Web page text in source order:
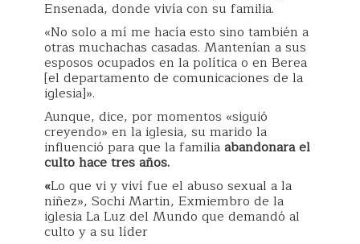
Ensenada, donde vivía con su familia.
«No solo a mí me hacía esto sino también a
otras muchachas casadas. Mantenían a sus
esposos ocupados en la política o en Berea
[el departamento de comunicaciones de la
iglesia]».
Aunque, dice, por momentos «siguió
creyendo» en la iglesia, su marido la
influenció para que la familiaabandonara el
culto hace tres años.
«Lo que vi y viví fue el abuso sexual a la
niñez», Sochi Martin, Exmiembro de la
iglesia La Luz del Mundo que demandó al
culto y a su líder